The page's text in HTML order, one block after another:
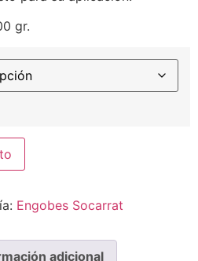
gr.
Engobes Socarrat
adicional